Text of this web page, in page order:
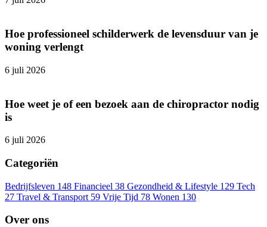
Hoe professioneel schilderwerk de levensduur van je
woning verlengt
6 juli 2026
Hoe weet je of een bezoek aan de chiropractor nodig
is
6 juli 2026
Categoriën
Bedrijfsleven 148 Financieel 38 Gezondheid & Lifestyle 129 Tech
27 Travel & Transport 59 Vrije Tijd 78 Wonen 130
Over ons